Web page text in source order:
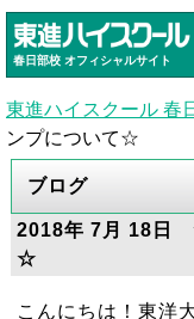
春日部校 オフィシャルサイト
東進ハイスクール 春
ンプについて☆
ブログ
2018年 7月 18日
☆
こんにちは！東洋